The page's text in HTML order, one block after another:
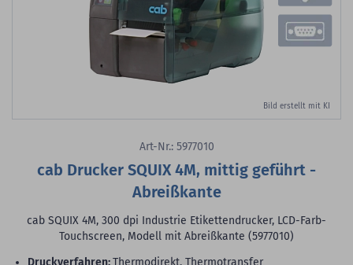
Bild erstellt mit KI
Art-Nr.: 5977010
cab Drucker SQUIX 4M, mittig geführt -
Abreißkante
cab SQUIX 4M, 300 dpi Industrie Etikettendrucker, LCD-Farb-
Touchscreen, Modell mit Abreißkante (5977010)
Druckverfahren:Thermodirekt, Thermotransfer